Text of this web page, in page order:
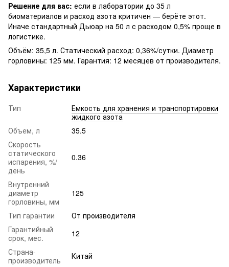
Решение для вас: если в лаборатории до 35 л
биоматериалов и расход азота критичен — берёте этот.
Иначе стандартный Дьюар на 50 л с расходом 0,5% проще в
логистике.
Объём: 35,5 л. Статический расход: 0,36%/сутки. Диаметр
горловины: 125 мм. Гарантия: 12 месяцев от производителя.
Характеристики
Тип
Емкость для хранения и транспортировки
жидкого азота
Объем, л
35.5
Скорость
статического
испарения, %/
день
0.36
Внутренний
диаметр
горловины, мм
125
Тип гарантии
От производителя
Гарантийный
срок, мес.
12
Страна-
производитель
Китай